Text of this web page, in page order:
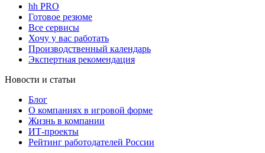
hh PRO
Готовое резюме
Все сервисы
Хочу у вас работать
Производственный календарь
Экспертная рекомендация
Новости и статьи
Блог
О компаниях в игровой форме
Жизнь в компании
ИТ-проекты
Рейтинг работодателей России